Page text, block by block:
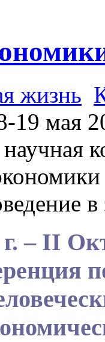
жизнь
19 мая
г. – II